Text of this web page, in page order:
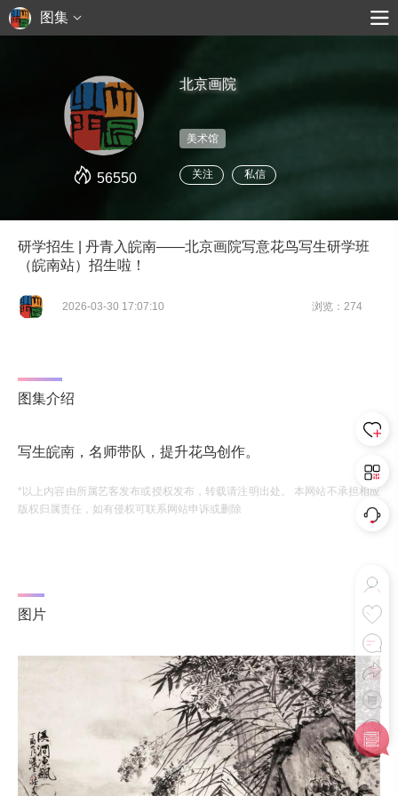
图集
56550
北京画院
美术馆
关注 私信
研学招生 | 丹青入皖南——北京画院写意花鸟写生研学班
（皖南站）招生啦！
2026-03-30 17:07:10 浏览：274
图集介绍
写生皖南，名师带队，提升花鸟创作。
*以上内容由所属艺客发布或授权发布，转载请注明出处。 本网站不承担相应
版权归属责任，如有侵权可联系网站申诉或删除
图片